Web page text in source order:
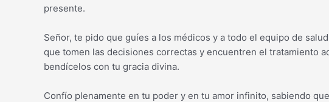
presente.
Señor, te pido que guíes a los médicos y a todo el equipo de
que tomen las decisiones correctas y encuentren el tratamiento
bendícelos con tu gracia divina.
Confío plenamente en tu poder y en tu amor infinito, sabiendo